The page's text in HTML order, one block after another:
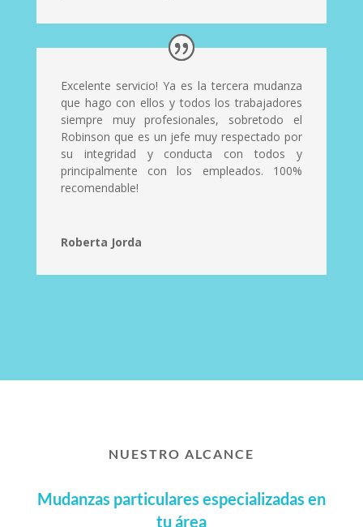
Excelente servicio! Ya es la tercera mudanza
que hago con ellos y todos los trabajadores
siempre muy profesionales, sobretodo el
Robinson que es un jefe muy respectado por
su integridad y conducta con todos y
principalmente con los empleados. 100%
recomendable!
Roberta Jorda
NUESTRO ALCANCE
Mudanzas particulares especializadas en
tu área